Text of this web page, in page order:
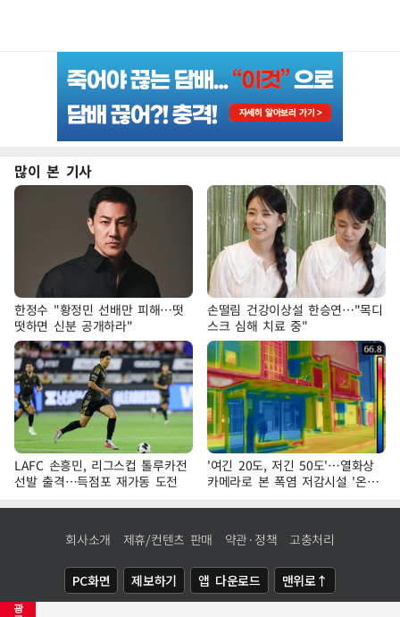
광
많이 본 기사
한정수 "황정민 선배만 피해…떳
떳하면 신분 공개하라"
손떨림 건강이상설 한승연…"목디
스크 심해 치료 중"
LAFC 손흥민, 리그스컵 톨루카전
선발 출격…득점포 재가동 도전
'여긴 20도, 저긴 50도'…열화상
카메라로 본 폭염 저감시설 '온도
차'
회사소개 제휴/컨텐츠 판매 약관·정책 고충처리
PC화면 제보하기 앱 다운로드 맨위로↑